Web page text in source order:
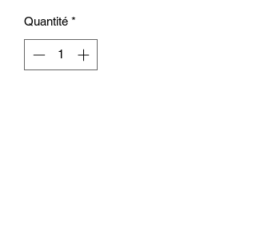
Quantité *